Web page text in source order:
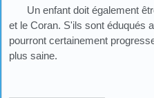
Un enfant doit également
et le Coran. S'ils sont éduqués
pourront certainement
plus saine.